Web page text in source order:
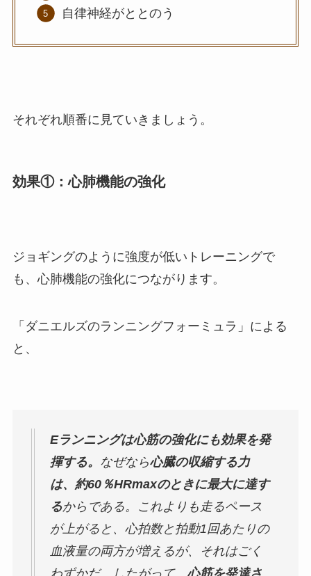
自律神経がととのう
それぞれ順番に見ていきましょう。
効果①：心肺機能の強化
ジョギングのように強度が低いトレーニングで
も、心肺機能の強化につながります。
「ダニエルズのランニングフォーミュラ」による
と、
Eランニングは心筋の強化にも効果を発
揮する。 なぜなら心臓の収縮する力
は、約60％HRmaxのときに最大に達す
るからである。これよりも走るペース
が上がると、心拍数と拍動1回あたりの
血液量の両方が増えるが、それはごく
わずかだ。したがって、 心筋を発達さ